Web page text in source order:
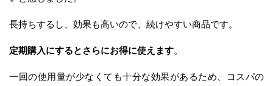
長持ちするし、効果も高いので、続けやすい商品です。
定期購入にするとさらにお得に使えます。
一回の使用量が少なくても十分な効果があるため、コスパの